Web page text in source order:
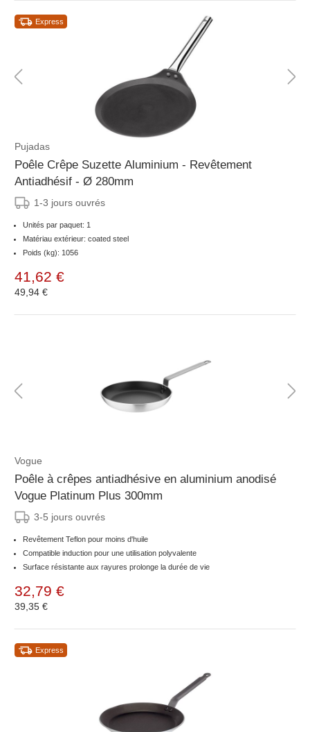
Express
Pujadas
Poêle Crêpe Suzette Aluminium - Revêtement
Antiadhésif - Ø 280mm
1-3 jours ouvrés
Unités par paquet: 1
Matériau extérieur: coated steel
Poids (kg): 1056
41,62 €
49,94 €
Vogue
Poêle à crêpes antiadhésive en aluminium anodisé
Vogue Platinum Plus 300mm
3-5 jours ouvrés
Revêtement Teflon pour moins d'huile
Compatible induction pour une utilisation polyvalente
Surface résistante aux rayures prolonge la durée de vie
32,79 €
39,35 €
Express